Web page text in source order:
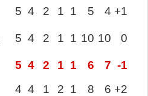
5 4 2 1 1 5 4 +1
5 4 2 1 1 10 10 0
5 4 2 1 1 6 7 -1
4 4 1 2 1 8 6 +2